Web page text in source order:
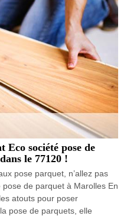
Eco société pose de
le 77120 !
pose parquet, n’allez pas
de parquet à Marolles En
atouts pour poser
pose de parquets, elle